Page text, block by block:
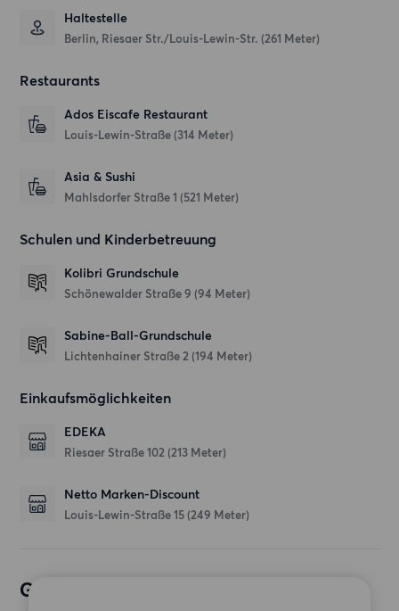
Haltestelle
Berlin, Riesaer Str./Louis-Lewin-Str. (261 Meter)
Restaurants
Ados Eiscafe Restaurant
Louis-Lewin-Straße (314 Meter)
Asia & Sushi
Mahlsdorfer Straße 1 (521 Meter)
Schulen und Kinderbetreuung
Kolibri Grundschule
Schönewalder Straße 9 (94 Meter)
Sabine-Ball-Grundschule
Lichtenhainer Straße 2 (194 Meter)
Einkaufsmöglichkeiten
EDEKA
Riesaer Straße 102 (213 Meter)
Netto Marken-Discount
Louis-Lewin-Straße 15 (249 Meter)
Gewünschte Wohnung